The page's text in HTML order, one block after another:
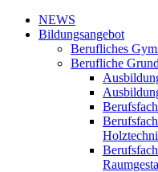
NEWS
Bildungsangebot
Berufliches
Berufliche